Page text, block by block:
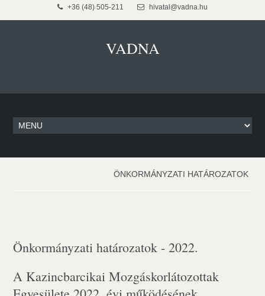
+36 (48) 505-211 hivatal@vadna.hu
VADNA
ÖNKORMÁNYZATI HATÁROZATOK
Önkormányzati határozatok - 2022.
A Kazincbarcikai Mozgáskorlátozottak